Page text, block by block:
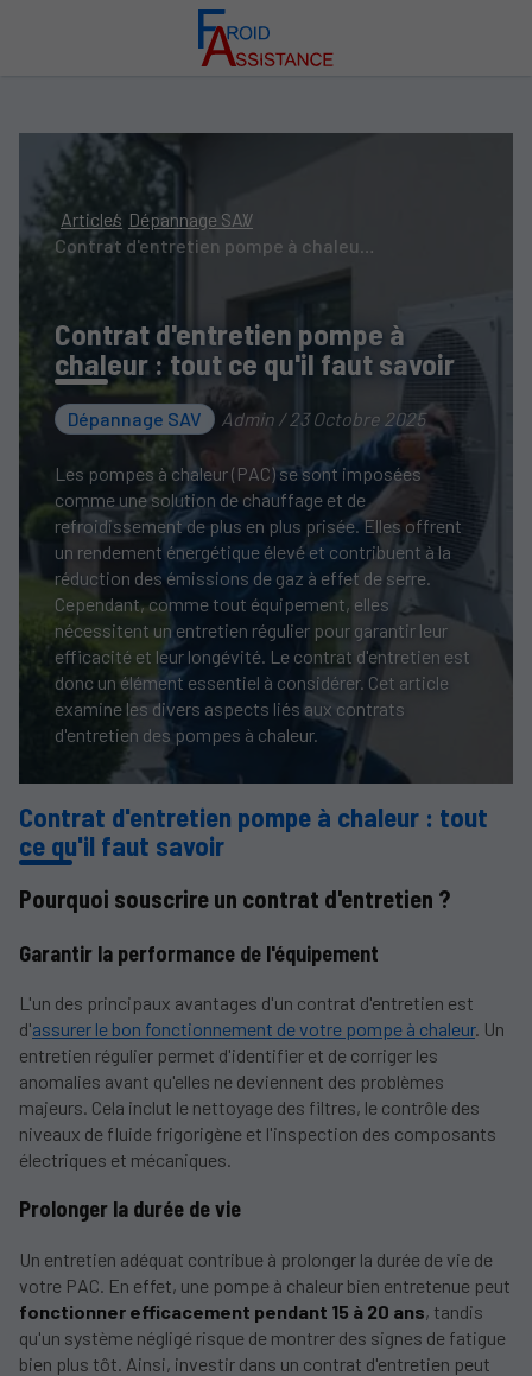
Articles Dépannage SAV
Contrat d'entretien pompe à chaleur : tout ce qu'il faut savoir
Contrat d'entretien pompe à
chaleur : tout ce qu'il faut savoir
Dépannage SAV Admin / 23 Octobre 2025
Les pompes à chaleur (PAC) se sont imposées
comme une solution de chauffage et de
refroidissement de plus en plus prisée. Elles offrent
un rendement énergétique élevé et contribuent à la
réduction des émissions de gaz à effet de serre.
Cependant, comme tout équipement, elles
nécessitent un entretien régulier pour garantir leur
efficacité et leur longévité. Le contrat d'entretien est
donc un élément essentiel à considérer. Cet article
examine les divers aspects liés aux contrats
d'entretien des pompes à chaleur.
Contrat d'entretien pompe à chaleur : tout
ce qu'il faut savoir
Pourquoi souscrire un contrat d'entretien ?
Garantir la performance de l'équipement
L'un des principaux avantages d'un contrat d'entretien est
d'assurer le bon fonctionnement de votre pompe à chaleur. Un
entretien régulier permet d'identifier et de corriger les
anomalies avant qu'elles ne deviennent des problèmes
majeurs. Cela inclut le nettoyage des filtres, le contrôle des
niveaux de fluide frigorigène et l'inspection des composants
électriques et mécaniques.
Prolonger la durée de vie
Un entretien adéquat contribue à prolonger la durée de vie de
votre PAC. En effet, une pompe à chaleur bien entretenue peut
fonctionner efficacement pendant 15 à 20 ans, tandis
qu'un système négligé risque de montrer des signes de fatigue
bien plus tôt. Ainsi, investir dans un contrat d'entretien peut